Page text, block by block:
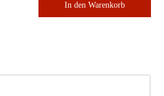
In den Warenkorb